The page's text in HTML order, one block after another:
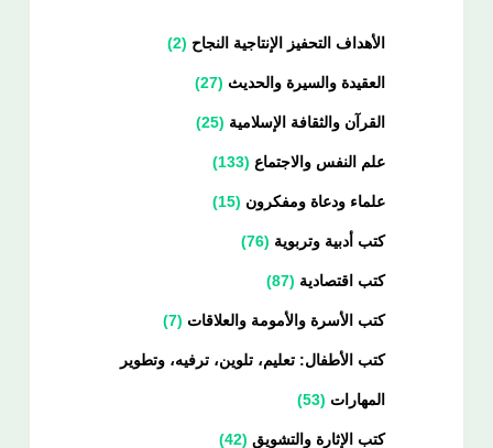
الأهداف التحفيز الإنتاجية النجاح 2
العقيدة والسيرة والحديث 27
القرآن والثقافة الإسلامية 25
علم النفس والاجتماع 133
علماء ودعاة ومفكرون 15
كتب أدبية وتربوية 76
كتب اقتصادية 87
كتب الأسرة والأمومة والعلاقات 7
كتب الأطفال: تعليم، تلوين، ترفيه، وتطوير
المهارات 53
كتب الإثارة والتشويق 42